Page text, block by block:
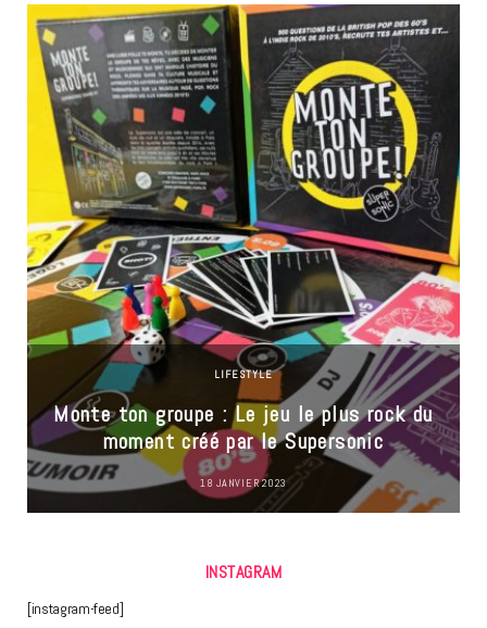
LIFESTYLE
Monte ton groupe : Le jeu le plus rock du
moment créé par le Supersonic
18 JANVIER 2023
INSTAGRAM
[instagram-feed]